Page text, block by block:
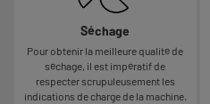
Séchage
Pour obtenir la meilleure qualité de
séchage, il est impératif de
respecter scrupuleusement les
indications de charge de la machine.